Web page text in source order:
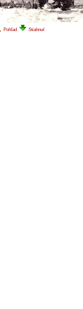
Pohľad Stiahnuť